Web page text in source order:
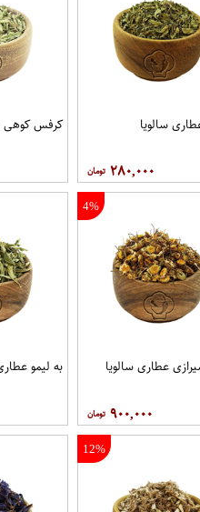
سالویا
۲۸۰,۰۰۰
کرفس کوهی
4%
عطاری سالویا
۹۰۰,۰۰۰
به لیمو
12%